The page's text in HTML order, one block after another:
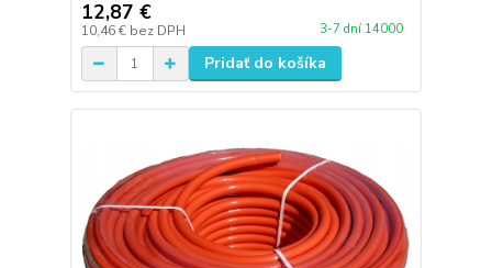
12,87 €
10,46 € bez DPH 3-7 dní 14000
Pridať do košíka